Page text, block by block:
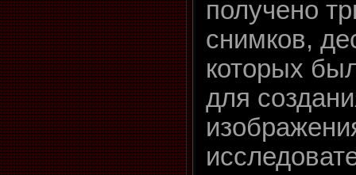
получено
снимков,
которых
для